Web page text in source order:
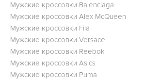
Мужские кроссовки Balenciaga
Мужские кроссовки Alex McQueen
Мужские кроссовки Fila
Мужские кроссовки Versace
Мужские кроссовки Reebok
Мужские кроссовки Asics
Мужские кроссовки Puma